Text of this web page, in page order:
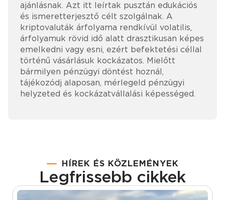
ajánlásnak. Azt itt leírtak pusztán edukációs
és ismeretterjesztő célt szolgálnak. A
kriptovaluták árfolyama rendkívül volatilis,
árfolyamuk rövid idő alatt drasztikusan képes
emelkedni vagy esni, ezért befektetési céllal
történű vásárlásuk kockázatos. Mielőtt
bármilyen pénzügyi döntést hoznál,
tájékozódj alaposan, mérlegeld pénzügyi
helyzeted és kockázatvállalási képességed.
HÍREK ÉS KÖZLEMÉNYEK
Legfrissebb cikkek